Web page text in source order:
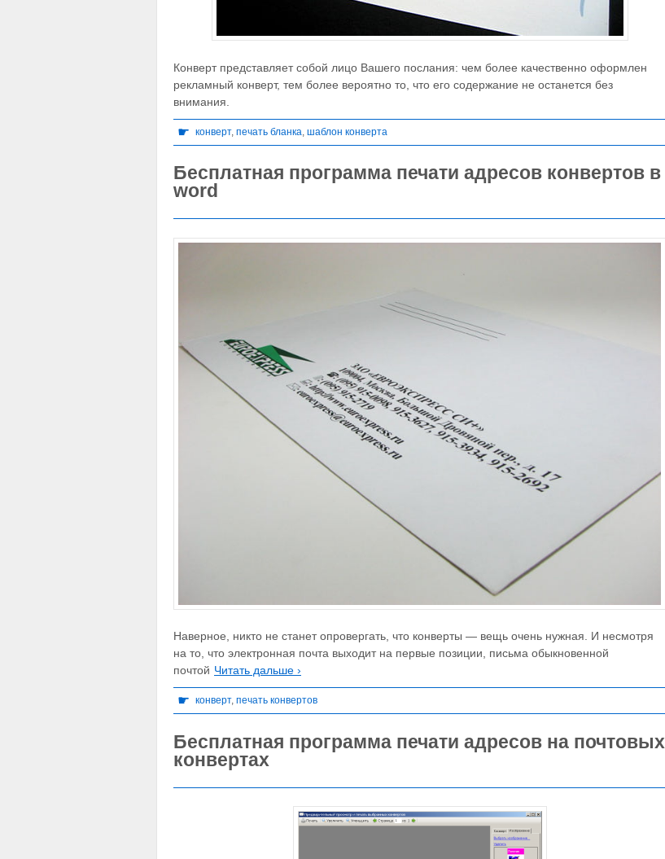
Конверт представляет собой лицо Вашего послания: чем более качественно оформлен
рекламный конверт, тем более вероятно то, что его содержание не останется без
внимания.
☛ конверт, печать бланка шаблон конверта
Бесплатная программа печати адресов конвертов в
word
Наверное, никто не станет опровергать, что конверты — вещь очень нужная. И несмотря
на то, что электронная почта выходит на первые позиции, письма обыкновенной
почтой Читать дальше ›
☛ конверт, печать конвертов
Бесплатная программа печати адресов на почтовых
конвертах